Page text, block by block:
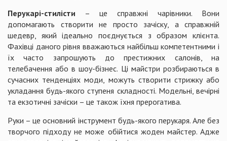
Перукарі-стилісти – це справжні чарівники. Вони
допомагають створити не просто зачіску, а справжній
шедевр, який ідеально поєднується з образом клієнта.
Фахівці даного рівня вважаються найбільш компетентними і
їх часто запрошують до престижних салонів, на
телебачення або в шоу-бізнес. Ці майстри розбираються в
сучасних тенденціях моди, можуть створити стрижку або
укладання будь-якого ступеня складності. Модельні, вечірні
та екзотичні зачіски – це також їхня прерогатива.
Руки – це основний інструмент будь-якого перукаря. Але без
творчого підходу не може обійтися жоден майстер. Адже